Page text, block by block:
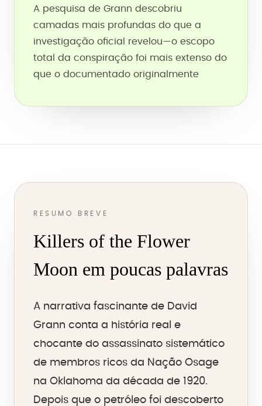
A pesquisa de Grann descobriu
camadas mais profundas do que a
investigação oficial revelou—o escopo
total da conspiração foi mais extenso do
que o documentado originalmente
RESUMO BREVE
Killers of the Flower
Moon em poucas palavras
A narrativa fascinante de David
Grann conta a história real e
chocante do assassinato sistemático
de membros ricos da Nação Osage
na Oklahoma da década de 1920.
Depois que o petróleo foi descoberto